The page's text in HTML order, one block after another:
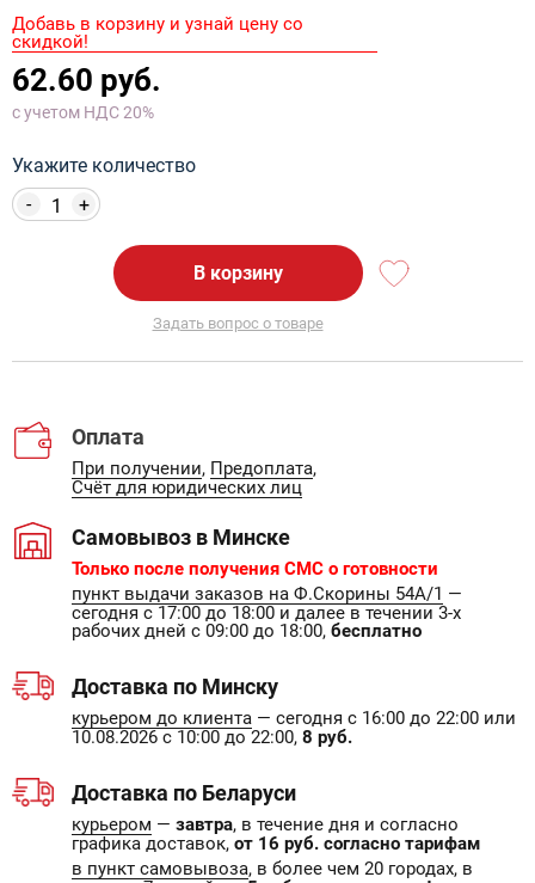
Добавь в корзину и узнай цену со
скидкой!
62.60 руб.
с учетом НДС 20%
Укажите количество
+
-
В корзину
Задать вопрос о товаре
Оплата
При получении, Предоплата,
Счёт для юридических лиц
Самовывоз в Минске
Только после получения СМС о готовности
пункт выдачи заказов на Ф.Скорины 54А/1 —
сегодня с 17:00 до 18:00 и далее в течении 3-х
рабочих дней с 09:00 до 18:00, бесплатно
Доставка по Минску
курьером до клиента — сегодня с 16:00 до 22:00 или
10.08.2026 с 10:00 до 22:00, 8 руб.
Доставка по Беларуси
курьером — завтра, в течение дня и согласно
графика доставок, от 16 руб. согласно тарифам
в пункт самовывоза, в более чем 20 городах, в